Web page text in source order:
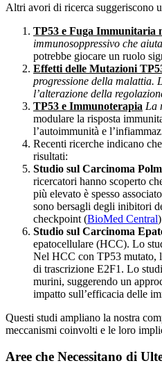
Altri avori di ricerca suggeriscono
TP53 e Fuga Immunitaria
immunosoppressivo che
potrebbe giocare un ruolo
Effetti delle Mutazioni
progressione della malattia.
l’alterazione della
TP53 e Immunoterapia La
modulare la risposta
l’autoimmunità e
Recenti ricerche indicano
risultati:
Studio sul Carcinoma
ricercatori hanno scoperto
più elevato è spesso
sono bersagli degli inibitori
checkpoint​ (BioMed Central
Studio sul Carcinoma
epatocellulare (HCC). Lo
Nel HCC con TP53 mutato,
di trascrizione E2F1. Lo
murini, suggerendo un
impatto sull’efficacia delle
Questi studi ampliano la nostra
meccanismi coinvolti e le loro
Aree che Necessitano di